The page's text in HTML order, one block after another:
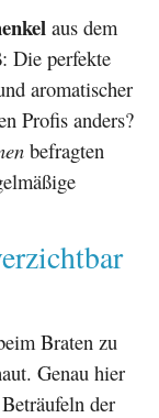
aus dem
Die perfekte
aromatischer
Profis anders?
befragten
Braten zu
Genau hier
der